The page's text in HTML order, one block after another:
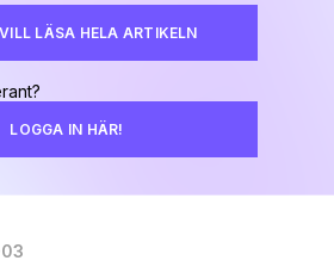
LÄSA HELA ARTIKELN
LOGGA IN HÄR!